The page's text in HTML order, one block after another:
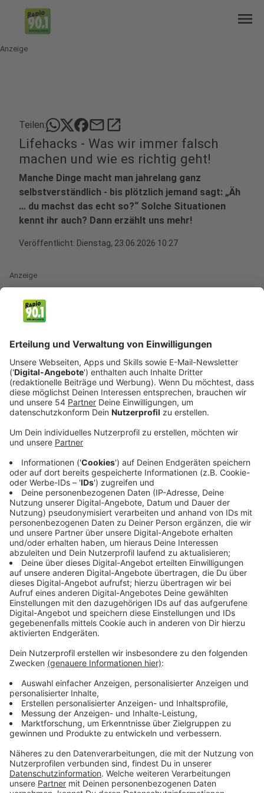
menu
Anzeige
Teilen: mailopen_in_new
Lifehacks - Was wir immer falsch
machen und wie es richtig geht!
Manche Dinge macht man jahrelang ganz
selbstverständlich - bis plötzlich jemand sagt: „Äh
… du machst das echt so?“ Solche Situationen
kennt ihr auch? Dann erzählt uns mehr!
Veröffentlicht: Dienstag, 23.06.2026 10:27
Anzeige
Du stehst in der Küche, kochst ganz
jemand entsetzt an:
„Moment mal. Du wäschst den Reis vorher nicht?“
Tja. Sollte man aber. Viele Reissorten können mit
Schadstoffen belastet sein. Durch das Waschen wird
zumindest ein Teil davon entfernt. Wieder was gelernt.
Und wenn wir schon bei Küchenwissen sind: Erdbeeren
solltet ihr besser nicht unter einem harten
Wasserstrahl abspülen. Die Früchte sind empfindlich
und werden schnell matschig. Besser ist ein kaltes
Wasserbad. Wichtig dabei: Den grünen Kelch oben
dranlassen. Sonst zieht die Erdbeere Wasser und
verliert Geschmack.
Es sind genau diese kleinen Dinge, die man jahrelang
falsch macht, ohne es zu merken. Weil’s irgendwie
immer funktioniert hat. Oder weil man es nie anders
gelernt hat.
Zum Beispiel die Schublade unter dem Backofen. Viele
nutzen sie einfach als Lagerplatz für Backformen oder
Pfannen. Dabei ist sie bei einigen Modellen eigentlich
eine Wärmeschublade. Perfekt, um Teller
Oder das Loch in der Mitte der Nudelkelle. Nein, das
ist nicht nur zum Ablaufen des Wassers da. Damit
könnt ihr auch ungefähr eine Portion Spaghetti
Kleine Tricks, die plötzlich alles sinnvoller machen.
Anzeige